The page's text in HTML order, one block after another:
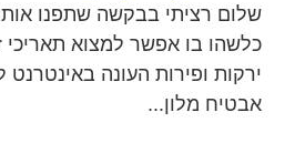
שלום רציתי בבקשה שתפנו
כלשהו בו אפשר למצוא תאריכי
ירקות ופירות העונה
אבטיח מלון...